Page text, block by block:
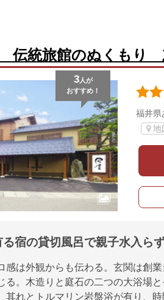
伝統旅館のぬくもり
3人が
おすすめ！
福井県
地
宿の貸切風呂で親子水入らず
感は外観からも伝わる。玄関は創
る。木造りと庭石の二つの大浴場
其れとトルマリン岩盤浴が有り、